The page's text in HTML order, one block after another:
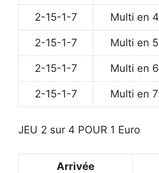
2-15-1-7 Multi en 4
2-15-1-7 Multi en 5
2-15-1-7 Multi en 6
2-15-1-7 Multi en 7
JEU 2 sur 4 POUR 1 Euro
Arrivée